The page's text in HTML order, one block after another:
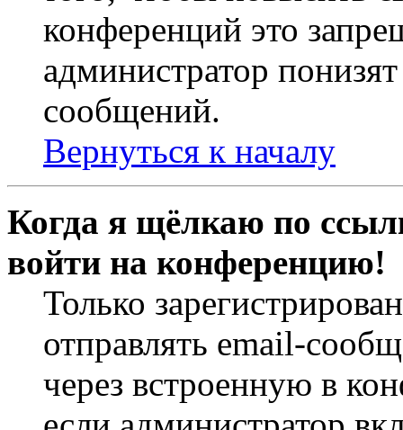
конференций это
администратор
сообщений.
Вернуться к началу
Когда я щёлкаю по
войти на конференцию!
Только
отправлять email-
через встроенную в